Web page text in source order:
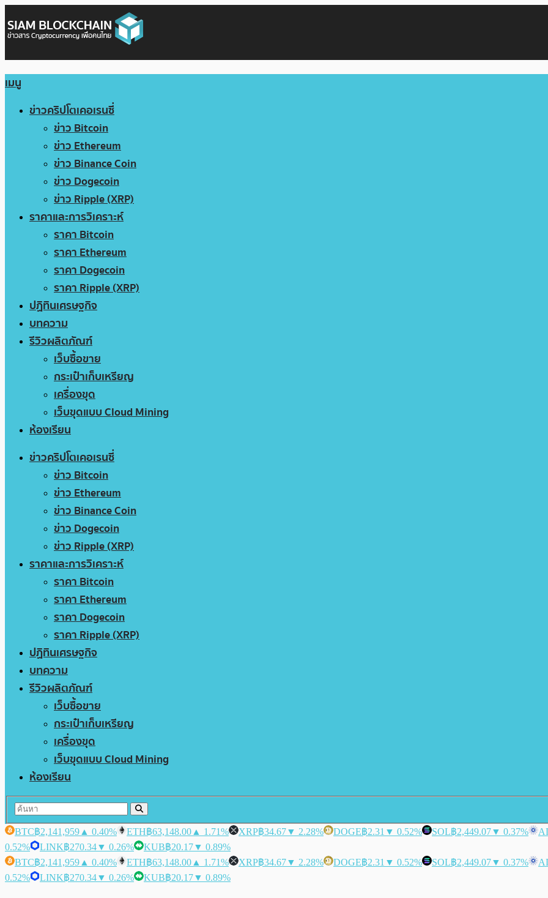
เมนู
ข่าวคริปโตเคอเรนซี่
ข่าว Bitcoin
ข่าว Ethereum
ข่าว Binance Coin
ข่าว Dogecoin
ข่าว Ripple (XRP)
ราคาและการวิเคราะห์
ราคา Bitcoin
ราคา Ethereum
ราคา Dogecoin
ราคา Ripple (XRP)
ปฏิทินเศรษฐกิจ
บทความ
รีวิวผลิตภัณฑ์
เว็บซื้อขาย
กระเป๋าเก็บเหรียญ
เครื่องขุด
เว็บขุดแบบ Cloud Mining
ห้องเรียน
ข่าวคริปโตเคอเรนซี่
ข่าว Bitcoin
ข่าว Ethereum
ข่าว Binance Coin
ข่าว Dogecoin
ข่าว Ripple (XRP)
ราคาและการวิเคราะห์
ราคา Bitcoin
ราคา Ethereum
ราคา Dogecoin
ราคา Ripple (XRP)
ปฏิทินเศรษฐกิจ
บทความ
รีวิวผลิตภัณฑ์
เว็บซื้อขาย
กระเป๋าเก็บเหรียญ
เครื่องขุด
เว็บขุดแบบ Cloud Mining
ห้องเรียน
BTC฿2,141,959 ▲ 0.40% ETH฿63,148.00 ▲ 1.71% XRP฿34.67▼ 2.28% DOGE฿2.31 ▼ 0.52% SOL฿2,449.07▼ 0.37%
0.52%
LINK฿270.34▼ 0.26% KUB฿20.17▼ 0.89%
BTC฿2,141,959 ▲ 0.40% ETH฿63,148.00 ▲ 1.71% XRP฿34.67▼ 2.28% DOGE฿2.31 ▼ 0.52% SOL฿2,449.07▼ 0.37%
0.52%
LINK฿270.34▼ 0.26% KUB฿20.17▼ 0.89%